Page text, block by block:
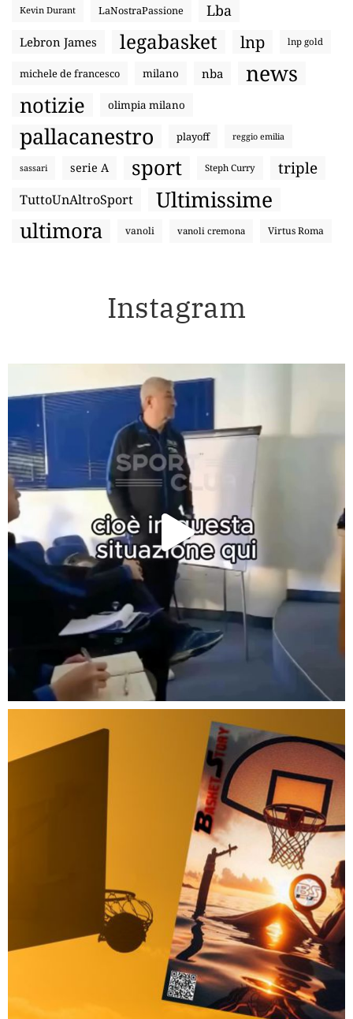
Kevin Durant LaNostraPassione Lba
Lebron James legabasket lnp lnp gold
michele de francesco milano nba news
notizie olimpia milano
pallacanestro playoff reggio emilia
sassari serie A sport Steph Curry triple
TuttoUnAltroSport Ultimissime
ultimora vanoli vanoli cremona Virtus Roma
Instagram